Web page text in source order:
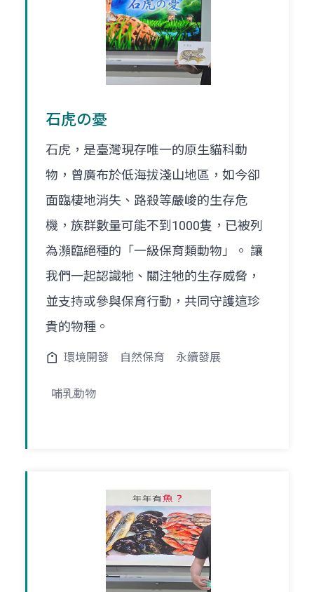
石虎の憂
石虎，是臺灣現存唯一的原生貓科動
物，曾廣布於低海拔淺山地區，如今卻
面臨棲地消失、路殺等嚴峻的生存危
機，族群數量可能不到1000隻，已被列
為瀕臨絕種的「一級保育類動物」。 讓
我們一起認識牠、關注牠的生存威脅，
並支持或參與保育行動，共同守護這珍
貴的物種。
環境開發 自然保育 永續發展
哺乳動物